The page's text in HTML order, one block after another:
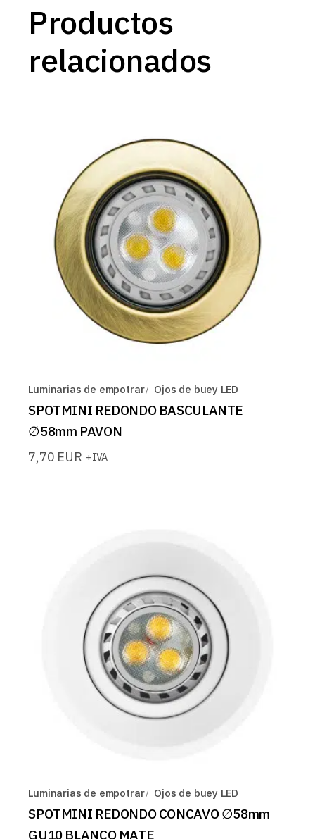
Productos
relacionados
Luminarias de empotrar Ojos de buey LED
SPOTMINI REDONDO BASCULANTE
∅58mm PAVON
7,70 EUR +IVA
Luminarias de empotrar Ojos de buey LED
SPOTMINI REDONDO CONCAVO ∅58mm
GU10 BLANCO MATE